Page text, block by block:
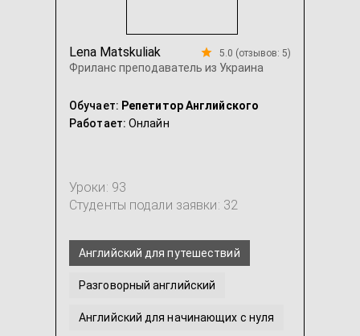
Lena Matskuliak
Фриланс преподаватель из Украина
5.0 (отзывов: 5)
Обучает: Репетитор Английского
Работает: Онлайн
Уроки: 93
Студенты подали заявки: 32
Английский для путешествий
Разговорный английский
Английский для начинающих с нуля